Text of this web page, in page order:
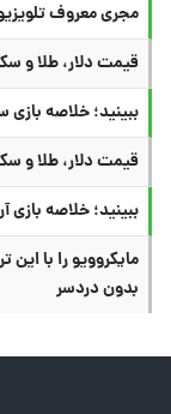
مجری معروف
قیمت دلار، طلا و سکه
ببینید؛ خلاصه بازی سوئیس ۰ (۴) - کلمبیا ۰
قیمت دلار، طلا و سکه
ببینید؛ خلاصه بازی آرژانتین ۳ - مصر
بدون دردسر